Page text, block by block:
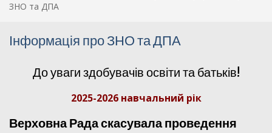
ЗНО та ДПА
Інформація про ЗНО та ДПА
До уваги здобувачів освіти та батьків!
2025-2026 навчальний рік
Верховна Рада скасувала проведення